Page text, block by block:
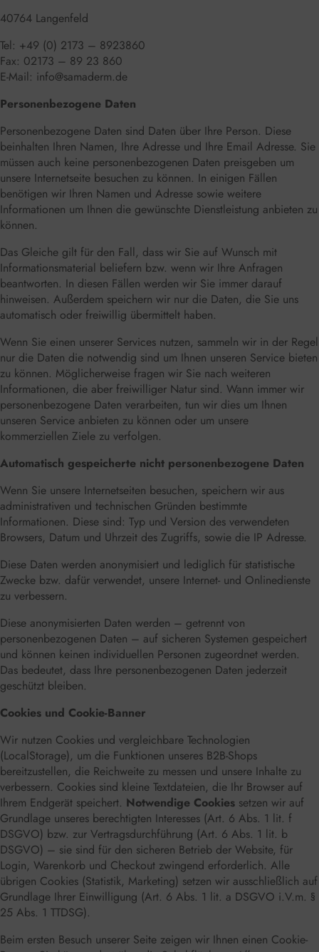
40764 Langenfeld
Tel: +49 (0) 2173 – 8923860
Fax: 02173 – 89 23 860
E-Mail: info@samaderm.de
Personenbezogene Daten
Personenbezogene Daten sind Daten über Ihre Person. Diese
beinhalten Ihren Namen, Ihre Adresse und Ihre Email Adresse. Sie
müssen auch keine personenbezogenen Daten preisgeben um
unsere Internetseite besuchen zu können. In einigen Fällen
benötigen wir Ihren Namen und Adresse sowie weitere
Informationen um Ihnen die gewünschte Dienstleistung anbieten zu
können.
Das Gleiche gilt für den Fall, dass wir Sie auf Wunsch mit
Informationsmaterial beliefern bzw. wenn wir Ihre Anfragen
beantworten. In diesen Fällen werden wir Sie immer darauf
hinweisen. Außerdem speichern wir nur die Daten, die Sie uns
automatisch oder freiwillig übermittelt haben.
Wenn Sie einen unserer Services nutzen, sammeln wir in der Regel
nur die Daten die notwendig sind um Ihnen unseren Service bieten
zu können. Möglicherweise fragen wir Sie nach weiteren
Informationen, die aber freiwilliger Natur sind. Wann immer wir
personenbezogene Daten verarbeiten, tun wir dies um Ihnen
unseren Service anbieten zu können oder um unsere
kommerziellen Ziele zu verfolgen.
Automatisch gespeicherte nicht personenbezogene Daten
Wenn Sie unsere Internetseiten besuchen, speichern wir aus
administrativen und technischen Gründen bestimmte
Informationen. Diese sind: Typ und Version des verwendeten
Browsers, Datum und Uhrzeit des Zugriffs, sowie die IP Adresse.
Diese Daten werden anonymisiert und lediglich für statistische
Zwecke bzw. dafür verwendet, unsere Internet- und Onlinedienste
zu verbessern.
Diese anonymisierten Daten werden – getrennt von
personenbezogenen Daten – auf sicheren Systemen gespeichert
und können keinen individuellen Personen zugeordnet werden.
Das bedeutet, dass Ihre personenbezogenen Daten jederzeit
geschützt bleiben.
Cookies und Cookie-Banner
Wir nutzen Cookies und vergleichbare Technologien
(LocalStorage), um die Funktionen unseres B2B-Shops
bereitzustellen, die Reichweite zu messen und unsere Inhalte zu
verbessern. Cookies sind kleine Textdateien, die Ihr Browser auf
Ihrem Endgerät speichert. Notwendige Cookies setzen wir auf
Grundlage unseres berechtigten Interesses (Art. 6 Abs. 1 lit. f
DSGVO) bzw. zur Vertragsdurchführung (Art. 6 Abs. 1 lit. b
DSGVO) – sie sind für den sicheren Betrieb der Website, für
Login, Warenkorb und Checkout zwingend erforderlich. Alle
übrigen Cookies (Statistik, Marketing) setzen wir ausschließlich auf
Grundlage Ihrer Einwilligung (Art. 6 Abs. 1 lit. a DSGVO i.V.m. §
25 Abs. 1 TTDSG).
Beim ersten Besuch unserer Seite zeigen wir Ihnen einen Cookie-